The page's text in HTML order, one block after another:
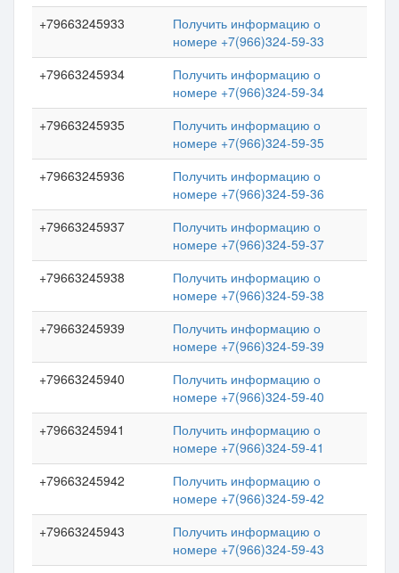
+79663245933
Получить информацию о
номере +7(966)324-59-33
+79663245934
Получить информацию о
номере +7(966)324-59-34
+79663245935
Получить информацию о
номере +7(966)324-59-35
+79663245936
Получить информацию о
номере +7(966)324-59-36
+79663245937
Получить информацию о
номере +7(966)324-59-37
+79663245938
Получить информацию о
номере +7(966)324-59-38
+79663245939
Получить информацию о
номере +7(966)324-59-39
+79663245940
Получить информацию о
номере +7(966)324-59-40
+79663245941
Получить информацию о
номере +7(966)324-59-41
+79663245942
Получить информацию о
номере +7(966)324-59-42
+79663245943
Получить информацию о
номере +7(966)324-59-43